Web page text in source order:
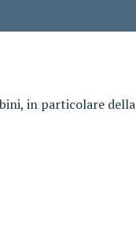
in particolare della